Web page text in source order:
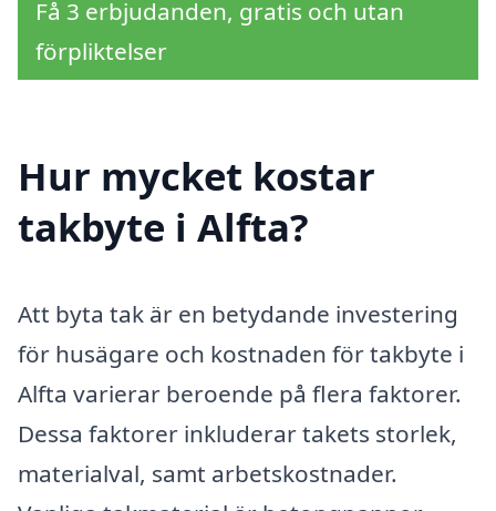
Få 3 erbjudanden, gratis och utan
förpliktelser
Hur mycket kostar
takbyte i Alfta?
Att byta tak är en betydande investering
för husägare och kostnaden för takbyte i
Alfta varierar beroende på flera faktorer.
Dessa faktorer inkluderar takets storlek,
materialval, samt arbetskostnader.